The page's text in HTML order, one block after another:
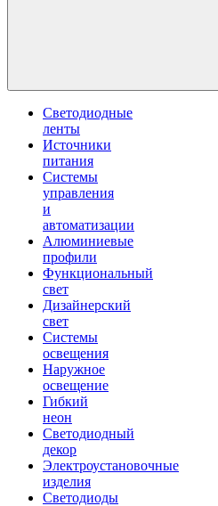
Светодиодные
ленты
Источники
питания
Системы
управления
и
автоматизации
Алюминиевые
профили
Функциональный
свет
Дизайнерский
свет
Системы
освещения
Наружное
освещение
Гибкий
неон
Светодиодный
декор
Электроустановочные
изделия
Светодиоды